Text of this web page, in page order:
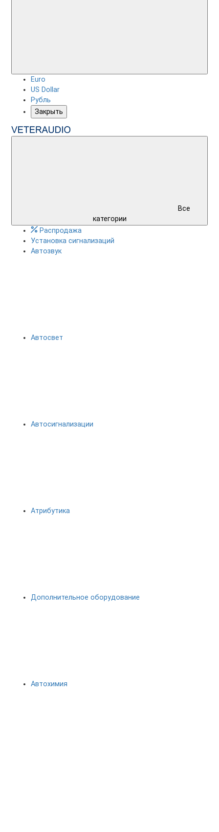
Euro
US Dollar
Рубль
Закрыть
Все
категории
Распродажа
Установка сигнализаций
Автозвук
Автосвет
Автосигнализации
Атрибутика
Дополнительное оборудование
Автохимия